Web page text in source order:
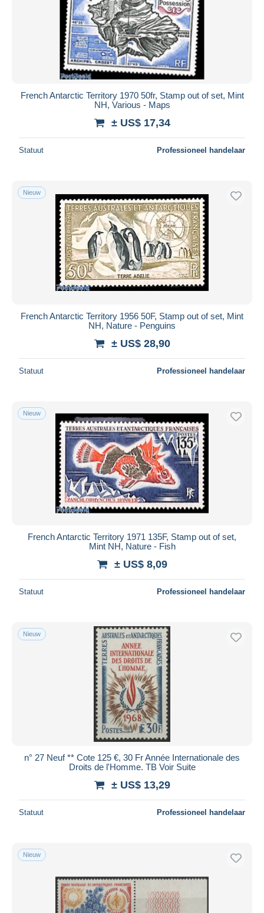
French Antarctic Territory 1970 50fr, Stamp out of set, Mint
NH, Various - Maps
± US$ 17,34
Statuut Professioneel handelaar
Nieuw
French Antarctic Territory 1956 50F, Stamp out of set, Mint
NH, Nature - Penguins
± US$ 28,90
Statuut Professioneel handelaar
Nieuw
French Antarctic Territory 1971 135F, Stamp out of set,
Mint NH, Nature - Fish
± US$ 8,09
Statuut Professioneel handelaar
Nieuw
n° 27 Neuf ** Cote 125 €, 30 Fr Année Internationale des
Droits de l'Homme. TB Voir Suite
± US$ 13,29
Statuut Professioneel handelaar
Nieuw